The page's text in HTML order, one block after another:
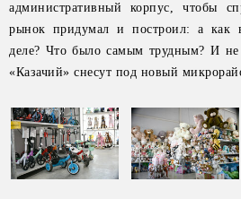
административный корпус, чтобы
рынок придумал и построил: а как
деле? Что было самым трудным? И не
«Казачий» снесут под новый